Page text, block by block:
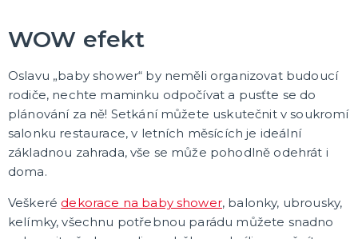
WOW efekt
Oslavu „baby shower“ by neměli organizovat budoucí
rodiče, nechte maminku odpočívat a pusťte se do
plánování za ně! Setkání můžete uskutečnit v soukromí
salonku restaurace, v letních měsících je ideální
základnou zahrada, vše se může pohodlně odehrát i
doma.
Veškeré dekorace na baby shower, balonky, ubrousky,
kelímky, všechnu potřebnou parádu můžete snadno